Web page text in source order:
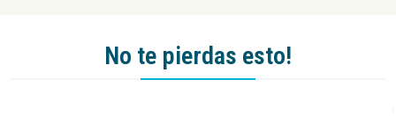
No te pierdas esto!